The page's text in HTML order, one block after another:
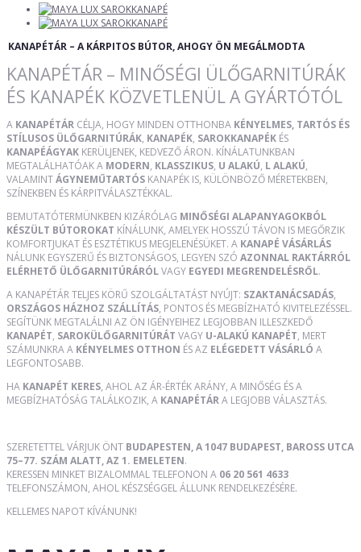
KANAPÉTÁR – A KÁRPITOS BÚTOR, AHOGY ÖN MEGÁLMODTA
KANAPÉTÁR – MINŐSÉGI ÜLŐGARNITÚRÁK
ÉS KANAPÉK KÖZVETLENÜL A GYÁRTÓTÓL
A KANAPÉTÁR CÉLJA, HOGY MINDEN OTTHONBA KÉNYELMES, TARTÓS ÉS
STÍLUSOS ÜLŐGARNITÚRÁK, KANAPÉK, SAROKKANAPÉK ÉS
KANAPÉÁGYAK KERÜLJENEK, KEDVEZŐ ÁRON. KÍNÁLATUNKBAN
MEGTALÁLHATÓAK A MODERN, KLASSZIKUS, U ALAKÚ, L ALAKÚ,
VALAMINTÁGYNEMŰTARTÓS KANAPÉK IS, KÜLÖNBÖZŐ MÉRETEKBEN,
SZÍNEKBEN ÉS KÁRPITVÁLASZTÉKKAL.
BEMUTATÓTERMÜNKBEN KIZÁRÓLAG MINŐSÉGI ALAPANYAGOKBÓL
KÉSZÜLT BÚTOROKAT KÍNÁLUNK, AMELYEK HOSSZÚ TÁVON IS MEGŐRZIK
KOMFORTJUKAT ÉS ESZTÉTIKUS MEGJELENÉSÜKET. A KANAPÉ VÁSÁRLÁS
NÁLUNK EGYSZERŰ ÉS BIZTONSÁGOS, LEGYEN SZÓ AZONNAL RAKTÁRRÓL
ELÉRHETŐ ÜLŐGARNITÚRÁRÓLVAGY EGYEDI MEGRENDELÉSRŐL.
A KANAPÉTÁR TELJES KÖRŰ SZOLGÁLTATÁST NYÚJT: SZAKTANÁCSADÁS,
ORSZÁGOS HÁZHOZ SZÁLLÍTÁS, PONTOS ÉS MEGBÍZHATÓ KIVITELEZÉSSEL.
SEGÍTÜNK MEGTALÁLNI AZ ÖN IGÉNYEIHEZ LEGJOBBAN ILLESZKEDŐ
KANAPÉT, SAROKÜLŐGARNITÚRÁT VAGY U-ALAKÚ KANAPÉT, MERT
SZÁMUNKRA A KÉNYELMES OTTHON ÉS AZ ELÉGEDETT VÁSÁRLÓ A
LEGFONTOSABB.
HA KANAPÉT KERES, AHOL AZ ÁR-ÉRTÉK ARÁNY, A MINŐSÉG ÉS A
MEGBÍZHATÓSÁG TALÁLKOZIK, A KANAPÉTÁRA LEGJOBB VÁLASZTÁS.
SZERETETTEL VÁRJUK ÖNT BUDAPESTEN, A 1047 BUDAPEST, BAROSS UTCA
75–77. SZÁM ALATT, AZ 1. EMELETEN.
KERESSEN MINKET BIZALOMMAL TELEFONON A 06 20 561 4633
TELEFONSZÁMON, AHOL KÉSZSÉGGEL ÁLLUNK RENDELKEZÉSÉRE.
KELLEMES NAPOT KÍVÁNUNK!